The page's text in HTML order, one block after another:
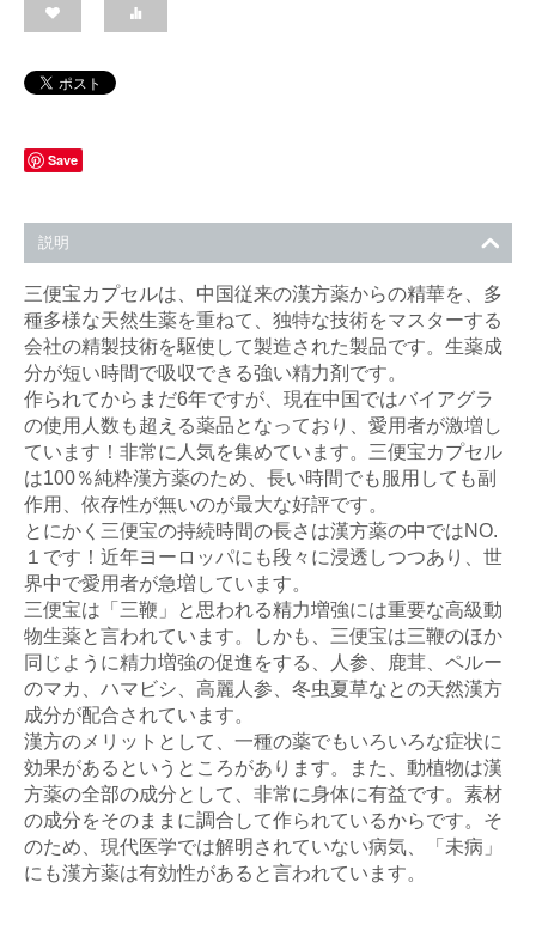
Save
説明
三便宝カプセルは、中国従来の漢方薬からの精華を、多
種多様な天然生薬を重ねて、独特な技術をマスターする
会社の精製技術を駆使して製造された製品です。生薬成
分が短い時間で吸収できる強い精力剤です。
作られてからまだ6年ですが、現在中国ではバイアグラ
の使用人数も超える薬品となっており、愛用者が激増し
ています！非常に人気を集めています。三便宝カプセル
は100％純粋漢方薬のため、長い時間でも服用しても副
作用、依存性が無いのが最大な好評です。
とにかく三便宝の持続時間の長さは漢方薬の中ではNO.
１です！近年ヨーロッパにも段々に浸透しつつあり、世
界中で愛用者が急増しています。
三便宝は「三鞭」と思われる精力増強には重要な高級動
物生薬と言われています。しかも、三便宝は三鞭のほか
同じように精力増強の促進をする、人参、鹿茸、ペルー
のマカ、ハマビシ、高麗人参、冬虫夏草なとの天然漢方
成分が配合されています。
漢方のメリットとして、一種の薬でもいろいろな症状に
効果があるというところがあります。また、動植物は漢
方薬の全部の成分として、非常に身体に有益です。素材
の成分をそのままに調合して作られているからです。そ
のため、現代医学では解明されていない病気、「未病」
にも漢方薬は有効性があると言われています。